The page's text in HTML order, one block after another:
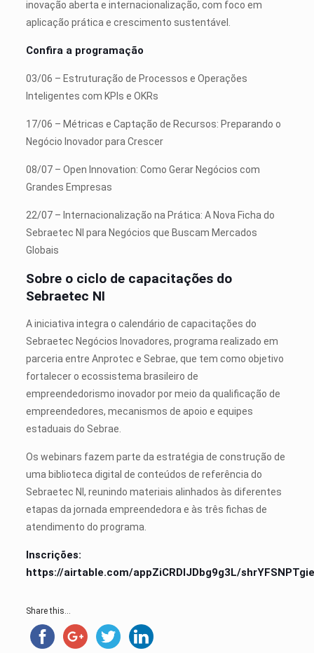
inovação aberta e internacionalização, com foco em
aplicação prática e crescimento sustentável.
Confira a programação
03/06 – Estruturação de Processos e Operações
Inteligentes com KPIs e OKRs
17/06 – Métricas e Captação de Recursos: Preparando o
Negócio Inovador para Crescer
08/07 – Open Innovation: Como Gerar Negócios com
Grandes Empresas
22/07 – Internacionalização na Prática: A Nova Ficha do
Sebraetec NI para Negócios que Buscam Mercados
Globais
Sobre o ciclo de capacitações do
Sebraetec NI
A iniciativa integra o calendário de capacitações do
Sebraetec Negócios Inovadores, programa realizado em
parceria entre Anprotec e Sebrae, que tem como objetivo
fortalecer o ecossistema brasileiro de
empreendedorismo inovador por meio da qualificação de
empreendedores, mecanismos de apoio e equipes
estaduais do Sebrae.
Os webinars fazem parte da estratégia de construção de
uma biblioteca digital de conteúdos de referência do
Sebraetec NI, reunindo materiais alinhados às diferentes
etapas da jornada empreendedora e às três fichas de
atendimento do programa.
Inscrições:
https://airtable.com/appZiCRDIJDbg9g3L/
Share this...